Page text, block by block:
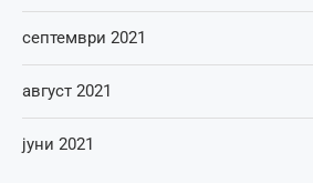
септември 2021
август 2021
јуни 2021